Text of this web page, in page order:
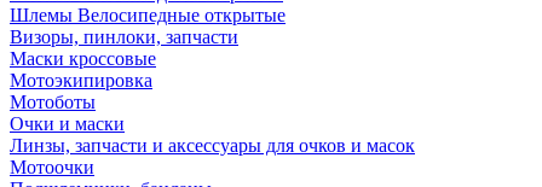
Шлемы Велосипедные открытые
Визоры, пинлоки, запчасти
Маски кроссовые
Мотоэкипировка
Мотоботы
Очки и маски
Линзы, запчасти и аксессуары для очков и масок
Мотоочки